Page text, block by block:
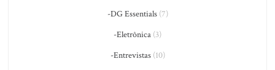
-DG Essentials(7)
-Eletrônica (3)
-Entrevistas(10)